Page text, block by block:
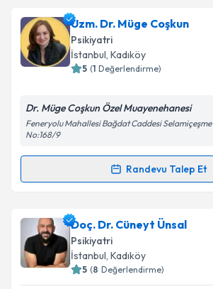
almanız için bir takvim
bilgilendireceğiz.
E-posta Adresiniz
kapsamda işlenmesini kabul
Uzm. Dr. Müge Coşkun
Psikiyatri
İstanbul, Kadıköy
5 (1 Değerlendirme)
Dr. Müge Coşkun Özel Muayenehanesi
Feneryolu Mahallesi Bağdat Caddesi Selamiçeşme
No:168/9
Randevu Talep Et
Randevu Takvimi Talebi
Uzm. Dr. Müge Coşkun için randevu
oluşturun. Size bu uzmandan randevu
takvim hazırlandığında e-posta ile
Doç. Dr. Cüneyt Ünsal
Psikiyatri
İstanbul, Kadıköy
5 (8 Değerlendirme)